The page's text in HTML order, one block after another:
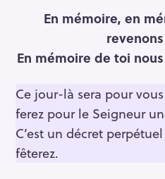
En mémoire, en
En mémoire de toi
Ce jour-là sera pour
ferez pour le Seigneur
C’est un décret
fêterez.